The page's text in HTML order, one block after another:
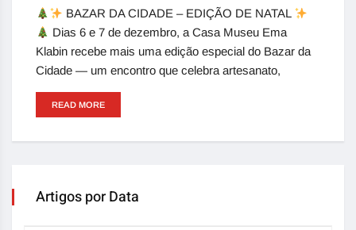
BAZAR DA CIDADE – EDIÇÃO DE NATAL
Dias 6 e 7 de dezembro, a Casa Museu Ema
Klabin recebe mais uma edição especial do Bazar da
Cidade — um encontro que celebra artesanato,
READ MORE
Artigos por Data